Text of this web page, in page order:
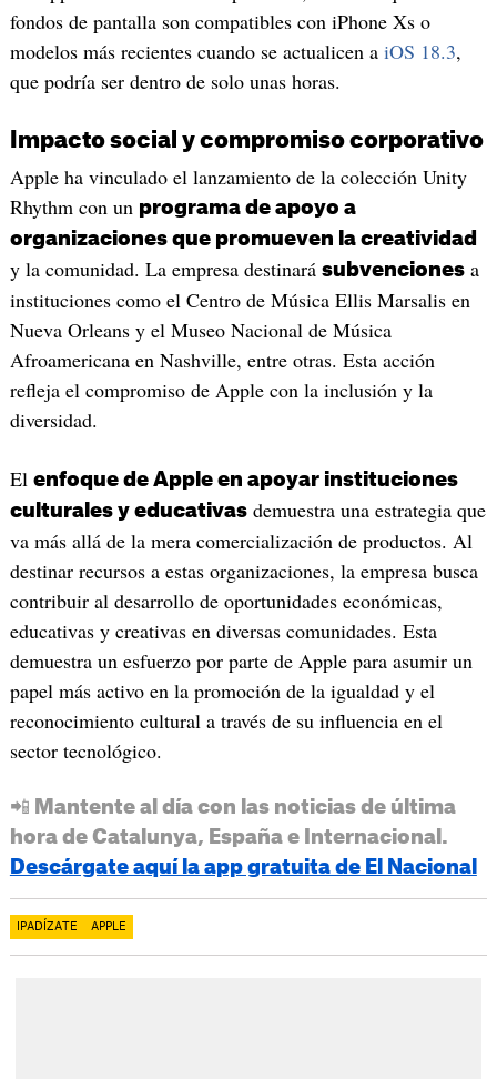
fondos de pantalla son compatibles con iPhone Xs o
modelos más recientes cuando se actualicen a iOS 18.3,
que podría ser dentro de solo unas horas.
Impacto social y compromiso corporativo
Apple ha vinculado el lanzamiento de la colección Unity
Rhythm con un programa de apoyo a
organizaciones que promueven la creatividad
y la comunidad. La empresa destinará subvencionesa
instituciones como el Centro de Música Ellis Marsalis en
Nueva Orleans y el Museo Nacional de Música
Afroamericana en Nashville, entre otras. Esta acción
refleja el compromiso de Apple con la inclusión y la
diversidad.
El enfoque de Apple en apoyar instituciones
culturales y educativasdemuestra una estrategia que
va más allá de la mera comercialización de productos. Al
destinar recursos a estas organizaciones, la empresa busca
contribuir al desarrollo de oportunidades económicas,
educativas y creativas en diversas comunidades. Esta
demuestra un esfuerzo por parte de Apple para asumir un
papel más activo en la promoción de la igualdad y el
reconocimiento cultural a través de su influencia en el
sector tecnológico.
📲 Mantente al día con las noticias de última
hora de Catalunya, España e Internacional.
Descárgate aquí la app gratuita de El Nacional
IPADÍZATE APPLE